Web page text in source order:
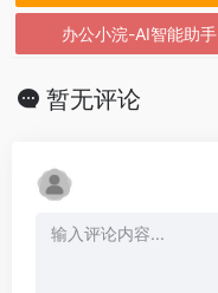
办公小浣-AI智能助手
暂无评论